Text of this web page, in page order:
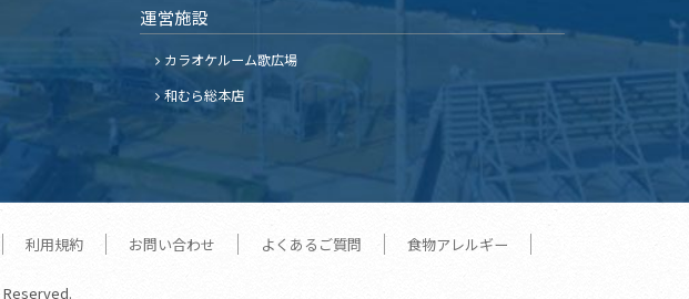
運営施設
カラオケルーム歌広場
和むら総本店
利用規約 お問い合わせ よくあるご質問 食物アレルギー